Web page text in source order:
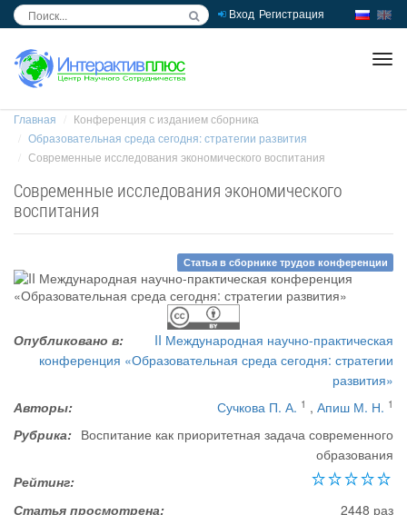
Вход Регистрация
Главная
Конференция с изданием сборника
Образовательная среда сегодня: стратегии развития
Современные исследования экономического воспитания
Современные исследования экономического
воспитания
Статья в сборнике трудов конференции
Опубликовано в:
II Международная научно-практическая
конференция «Образовательная среда сегодня: стратегии
развития»
Авторы:
Сучкова П. А. 1 , Апиш М. Н. 1
Рубрика: Воспитание как приоритетная задача современного
образования
Рейтинг:
Статья просмотрена:
2448 раз